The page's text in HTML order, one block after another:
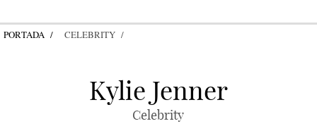
PORTADA CELEBRITY
Kylie Jenner
Celebrity